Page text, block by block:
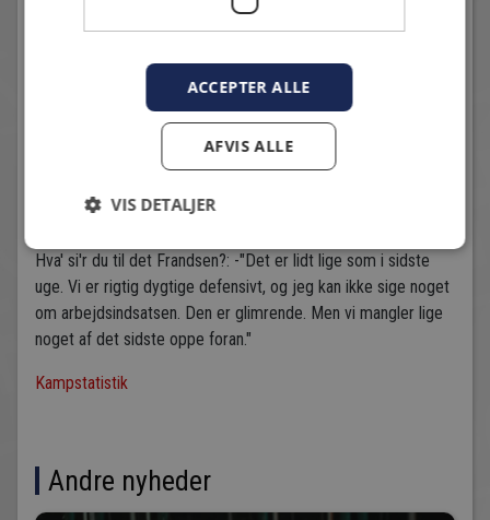
Hvidovre Avis.
Hva' si'r du til det Frandsen?: -"Det er lidt lige som i sidste
uge. Vi er rigtig dygtige defensivt, og jeg kan ikke sige noget
om arbejdsindsatsen. Den er glimrende. Men vi mangler lige
noget af det sidste oppe foran."
Kampstatistik
Andre nyheder
ACCEPTER ALLE
AFVIS ALLE
VIS DETALJER